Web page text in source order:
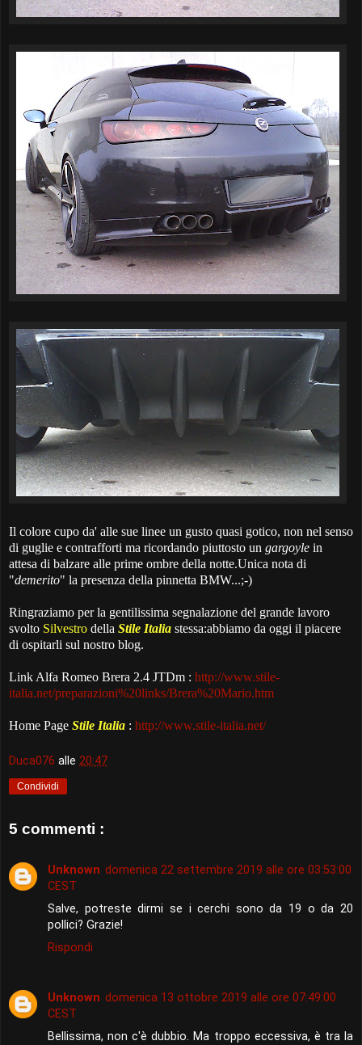
Il colore cupo da' alle sue linee un gusto quasi gotico, non nel senso
di guglie e contrafforti ma ricordando piuttosto un gargoyle in
attesa di balzare alle prime ombre della notte.Unica nota di
"demerito" la presenza della pinnetta BMW...;-)
Ringraziamo per la gentilissima segnalazione del grande lavoro
svolto Silvestro della Stile Italia stessa:abbiamo da oggi il piacere
di ospitarli sul nostro blog.
Link Alfa Romeo Brera 2.4 JTDm : http://www.stile-
italia.net/preparazioni%20links/Brera%20Mario.htm
Home Page Stile Italia : http://www.stile-italia.net/
Duca076 alle 20:47
Condividi
5 commenti :
Unknown domenica 22 settembre 2019 alle ore 03:53:00
CEST
Salve, potreste dirmi se i cerchi sono da 19 o da 20
pollici? Grazie!
Rispondi
Unknown domenica 13 ottobre 2019 alle ore 07:49:00
CEST
Bellissima, non c'è dubbio. Ma troppo eccessiva, è tra la